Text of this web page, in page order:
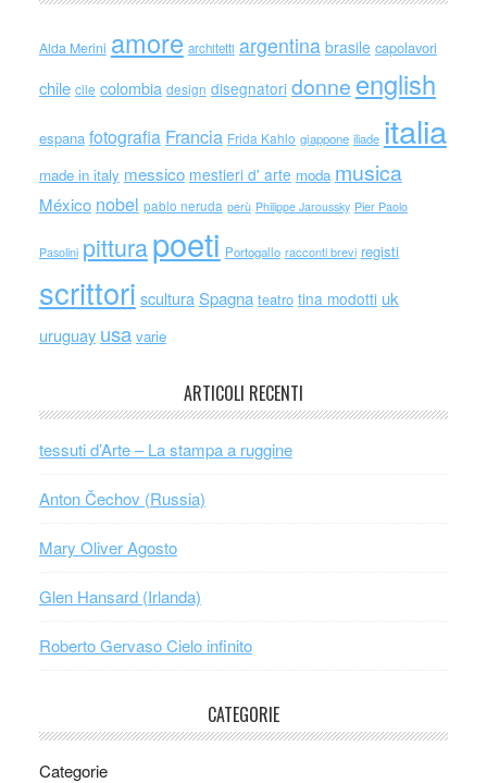
Alda Merini amore architetti argentina brasile capolavori
chile cile colombia design disegnatori donne english
espana fotografia Francia Frida Kahlo giappone iliade italia
made in italy messico mestieri d' arte moda musica
México nobel pablo neruda perù Philippe Jaroussky Pier Paolo
Pasolini pitturapoeti Portogallo racconti brevi registi
scrittori scultura Spagna teatro tina modotti uk
uruguay usa varie
ARTICOLI RECENTI
tessuti d’Arte – La stampa a ruggine
Anton Čechov (Russia)
Mary Oliver Agosto
Glen Hansard (Irlanda)
Roberto Gervaso Cielo infinito
CATEGORIE
Categorie